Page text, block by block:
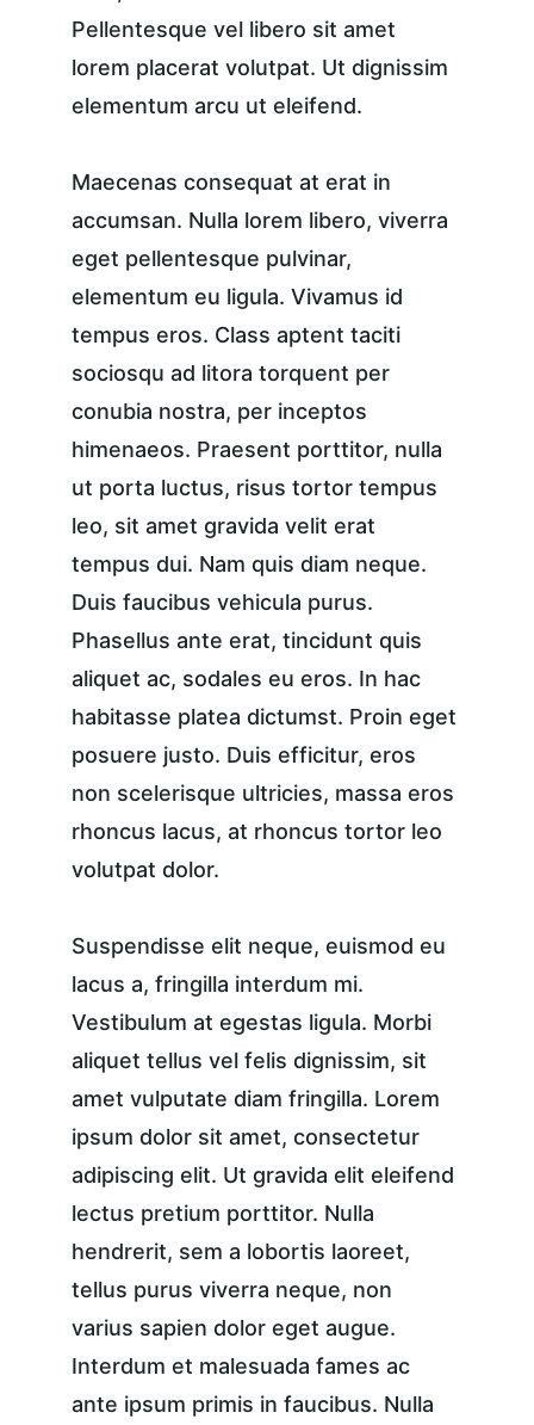
Pellentesque vel libero sit amet
lorem placerat volutpat. Ut dignissim
elementum arcu ut eleifend.
Maecenas consequat at erat in
accumsan. Nulla lorem libero, viverra
eget pellentesque pulvinar,
elementum eu ligula. Vivamus id
tempus eros. Class aptent taciti
sociosqu ad litora torquent per
conubia nostra, per inceptos
himenaeos. Praesent porttitor, nulla
ut porta luctus, risus tortor tempus
leo, sit amet gravida velit erat
tempus dui. Nam quis diam neque.
Duis faucibus vehicula purus.
Phasellus ante erat, tincidunt quis
aliquet ac, sodales eu eros. In hac
habitasse platea dictumst. Proin eget
posuere justo. Duis efficitur, eros
non scelerisque ultricies, massa eros
rhoncus lacus, at rhoncus tortor leo
volutpat dolor.
Suspendisse elit neque, euismod eu
lacus a, fringilla interdum mi.
Vestibulum at egestas ligula. Morbi
aliquet tellus vel felis dignissim, sit
amet vulputate diam fringilla. Lorem
ipsum dolor sit amet, consectetur
adipiscing elit. Ut gravida elit eleifend
lectus pretium porttitor. Nulla
hendrerit, sem a lobortis laoreet,
tellus purus viverra neque, non
varius sapien dolor eget augue.
Interdum et malesuada fames ac
ante ipsum primis in faucibus. Nulla